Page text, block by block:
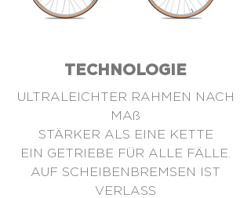
TECHNOLOGIE
ULTRALEICHTER RAHMEN NACH
MAß
STÄRKER ALS EINE KETTE
EIN GETRIEBE FÜR ALLE FÄLLE.
AUF SCHEIBENBREMSEN IST
VERLASS